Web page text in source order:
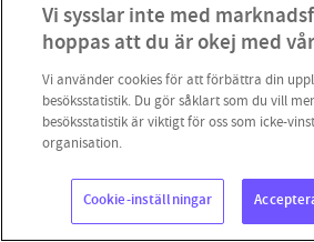
Copyright 2023 © Supermiljöbloggen
Stötta vårt arbete genom att
1231368703
Läs vad vi vill göra
Vi sysslar inte med
hoppas att du är okej med
Vi använder cookies för att förbättra din
besöksstatistik. Du gör såklart som du vill
besöksstatistik är viktigt för oss som icke-
organisation.
Cookie-inställningar